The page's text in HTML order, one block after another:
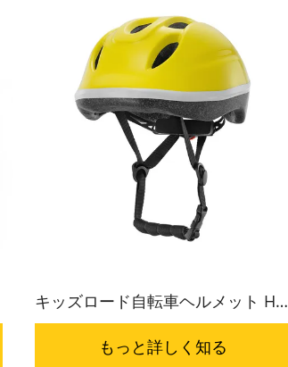
キッズロード自転車ヘルメット HC-
004
もっと詳しく知る